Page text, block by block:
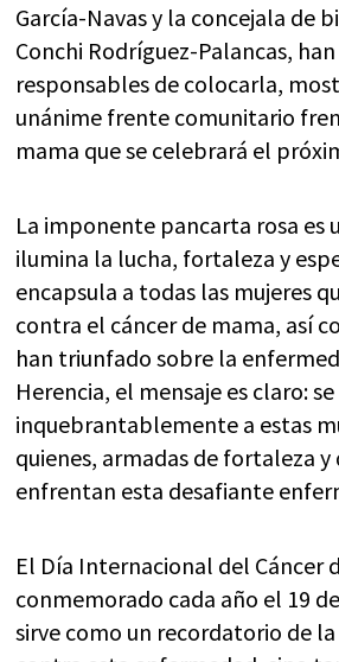
García-Navas y la concejala de
Conchi Rodríguez-Palancas,
responsables de colocarla,
unánime frente comunitario
mama que se celebrará el
La imponente pancarta rosa es
ilumina la lucha, fortaleza y
encapsula a todas las mujeres
contra el cáncer de mama, así
han triunfado sobre la
Herencia, el mensaje es claro:
inquebrantablemente a estas
quienes, armadas de fortaleza
enfrentan esta desafiante
El Día Internacional del Cáncer
conmemorado cada año el 19
sirve como un recordatorio de